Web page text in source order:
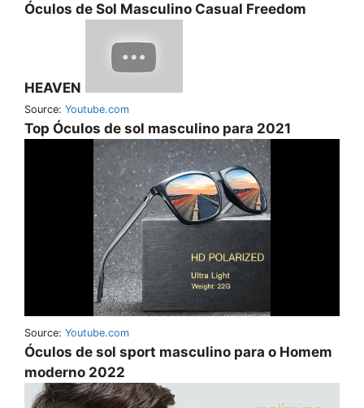
Óculos de Sol Masculino Casual Freedom
HEAVEN
Source: Youtube.com
Top Óculos de sol masculino para 2021
Source: Youtube.com
Óculos de sol sport masculino para o Homem
moderno 2022